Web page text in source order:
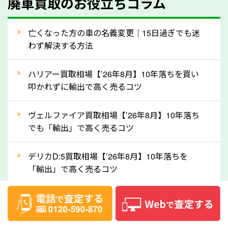
人気の車種は廃車の状態でも、高価買取が可能です。
産車は高く買取が可能です。「廃車＝買取できない」
なら廃車の車も適正価格で買取できます。他社で買取
拒否となった車も価格がつく可能性があるので、諦め
ずに長野県の「ソコカラ」にご相談ください。古い車
でも高価買取が可能なケースは珍しくないため、まず
はWebで簡単にできる無料査定をお試しください。
実績」で確認できます。
⑤車内の簡単な清掃で買取価格アップも！
しばらく乗っていない車は、車内のシートや座席の下
が汚れていることも多いです。シミや汚れが付着して
亡くなった方の車の名義変更｜15日過ぎでも迷
わず解決する方法
ハリアー買取相場【’26年8月】10年落ちを買い
叩かれずに輸出で高く売るコツ
ヴェルファイア買取相場【’26年8月】10年落ち
でも「輸出」で高く売るコツ
デリカD:5買取相場【’26年8月】10年落ちを
「輸出」で高く売るコツ
【2026年8月】車査定は個人情報なし・電話な
し！登録不要で相場がわかるシミュレーション